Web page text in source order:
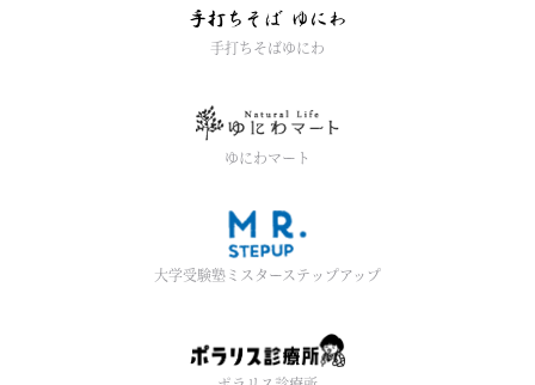
手打ちそばゆにわ
ゆにわマート
大学受験塾ミスターステップアップ